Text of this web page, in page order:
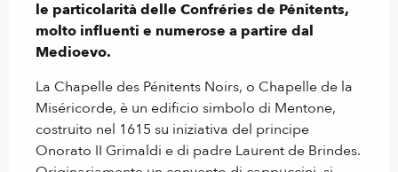
le particolarità delle Confréries de Pénitents,
molto influenti e numerose a partire dal
Medioevo.
La Chapelle des Pénitents Noirs, o Chapelle de la
Miséricorde, è un edificio simbolo di Mentone,
costruito nel 1615 su iniziativa del principe
Onorato II Grimaldi e di padre Laurent de Brindes.